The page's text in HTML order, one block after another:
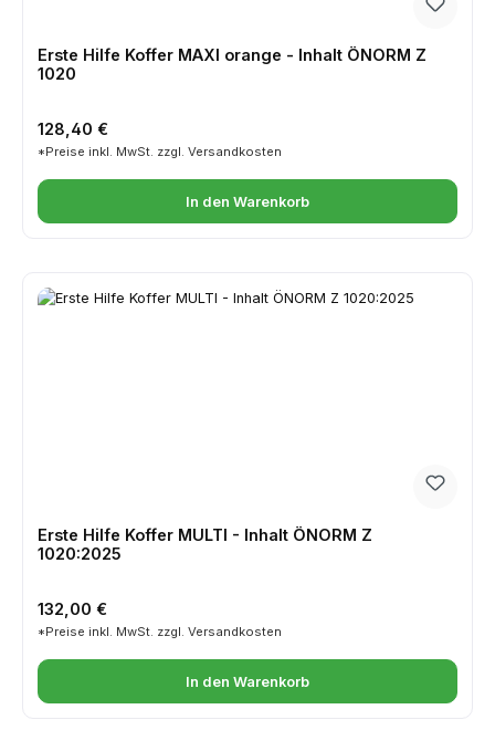
Erste Hilfe Koffer MAXI orange - Inhalt ÖNORM Z
1020
Regulärer Preis:
128,40 €
*Preise inkl. MwSt. zzgl. Versandkosten
In den Warenkorb
Erste Hilfe Koffer MULTI - Inhalt ÖNORM Z
1020:2025
Regulärer Preis:
132,00 €
*Preise inkl. MwSt. zzgl. Versandkosten
In den Warenkorb